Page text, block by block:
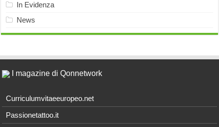
In Evidenza
News
I magazine di Qonnetwork
Curriculumvitaeeuropeo.net
Passionetattoo.it